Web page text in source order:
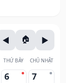
THỨ BẢY CHỦ NHẬT
6 7